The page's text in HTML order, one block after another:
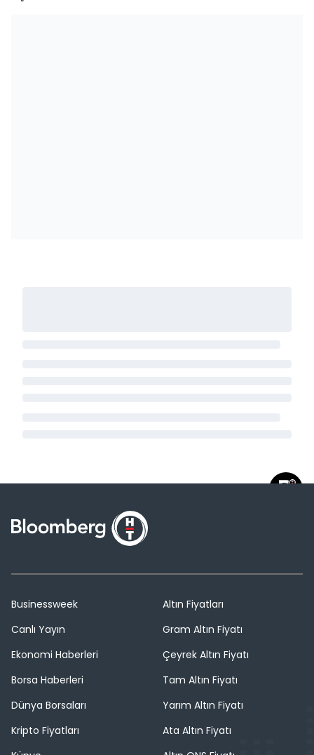
Businessweek
Canlı Yayın
Ekonomi Haberleri
Borsa Haberleri
Dünya Borsaları
Kripto Fiyatları
Altın Fiyatları
Gram Altın Fiyatı
Çeyrek Altın Fiyatı
Tam Altın Fiyatı
Yarım Altın Fiyatı
Ata Altın Fiyatı